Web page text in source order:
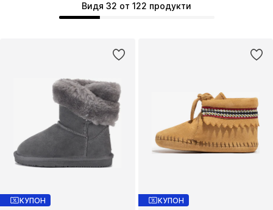
Видя 32 от 122 продукти
КУПОН КУПОН